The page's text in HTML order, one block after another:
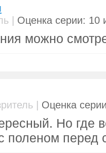
| Оценка серии: 10
можно
| Оценка
Но где
перед